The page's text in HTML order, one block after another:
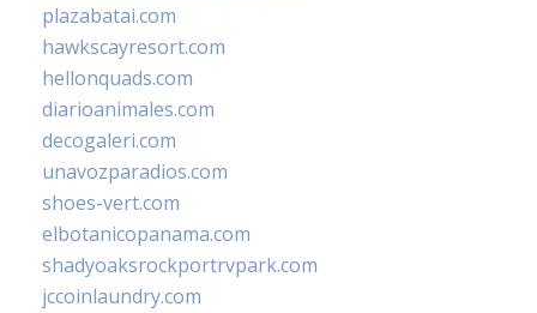
plazabatai.com
hawkscayresort.com
hellonquads.com
diarioanimales.com
decogaleri.com
unavozparadios.com
shoes-vert.com
elbotanicopanama.com
shadyoaksrockportrvpark.com
jccoinlaundry.com